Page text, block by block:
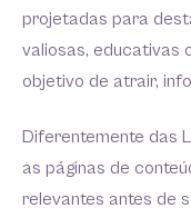
projetadas para
valiosas, educativas
objetivo de atrair,
Diferentemente das
as páginas de
relevantes antes de